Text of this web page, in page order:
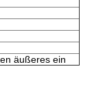
äußeres ein